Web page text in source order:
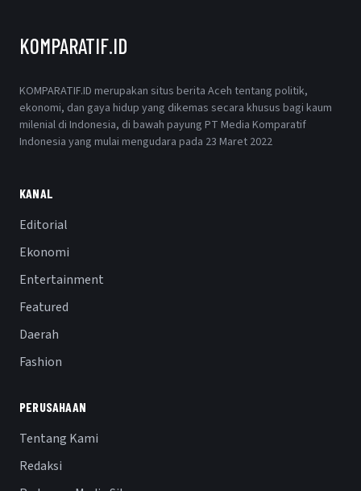
KOMPARATIF.ID
KOMPARATIF.ID merupakan situs berita Aceh tentang politik,
ekonomi, dan gaya hidup yang dikemas secara khusus bagi kaum
milenial di Indonesia, di bawah payung PT Media Komparatif
Indonesia yang mulai mengudara pada 23 Maret 2022
KANAL
Editorial
Ekonomi
Entertainment
Featured
Daerah
Fashion
PERUSAHAAN
Tentang Kami
Redaksi